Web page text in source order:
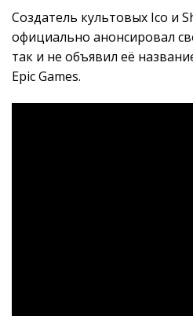
Создатель культовых Ico и
официально анонсировал
так и не объявил её
Epic Games.